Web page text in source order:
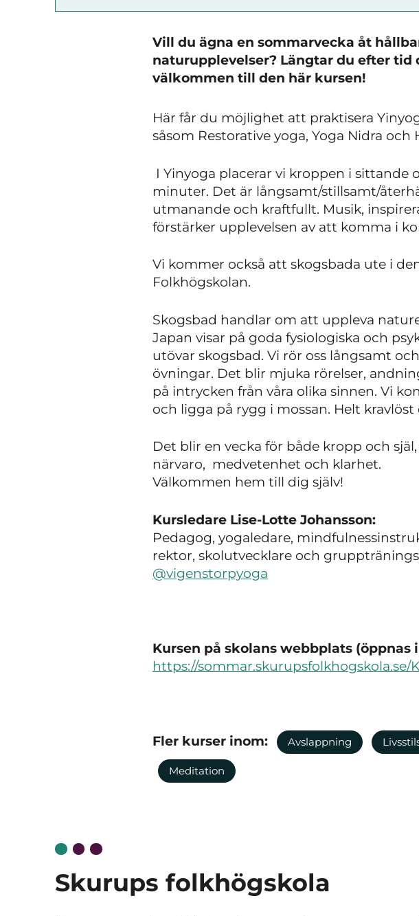
Vill du ägna en sommarvecka åt
naturupplevelser? Längtar du efter tid
välkommen till den här kursen!
Här får du möjlighet att praktisera
såsom Restorative yoga, Yoga Nidra och
I Yinyoga placerar vi kroppen i
minuter. Det är långsamt/stillsamt/
utmanande och kraftfullt. Musik,
förstärker upplevelsen av att komma i
Vi kommer också att skogsbada ute i
Folkhögskolan.
Skogsbad handlar om att uppleva
Japan visar på goda fysiologiska och
utövar skogsbad. Vi rör oss långsamt
övningar. Det blir mjuka rörelser,
på intrycken från våra olika sinnen. Vi
och ligga på rygg i mossan. Helt
Det blir en vecka för både kropp och
närvaro, medvetenhet och klarhet.
Välkommen hem till dig själv!
Kursledare Lise-Lotte Johansson:
Pedagog, yogaledare,
rektor, skolutvecklare och
@vigenstorpyoga
Kursen på skolans webbplats (öppnas
https://
Fler kurser inom: Avslappning
Meditation
Skurups folkhögskola